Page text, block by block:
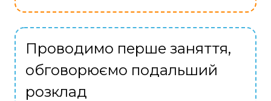
Проводимо перше заняття,
обговорюємо подальший
розклад